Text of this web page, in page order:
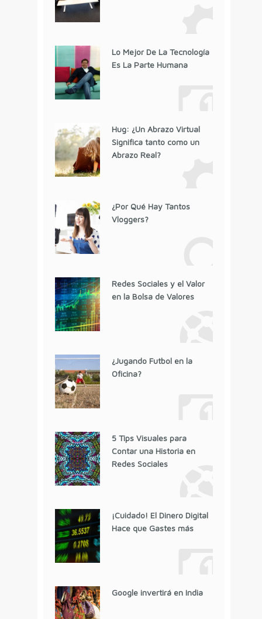
Lo Mejor De La Tecnología
Es La Parte Humana
Hug: ¿Un Abrazo Virtual
Significa tanto como un
Abrazo Real?
¿Por Qué Hay Tantos
Vloggers?
Redes Sociales y el Valor
en la Bolsa de Valores
¿Jugando Futbol en la
Oficina?
5 Tips Visuales para
Contar una Historia en
Redes Sociales
¡Cuidado! El Dinero Digital
Hace que Gastes más
Google invertirá en India